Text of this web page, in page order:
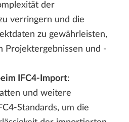
der
verringern und die
zu gewährleisten,
Projektergebnissen und -
IFC4-Import:
und weitere
Standards, um die